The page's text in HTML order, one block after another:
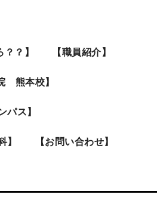
？】 【職員紹介】
熊本校】
ス】
【お問い合わせ】